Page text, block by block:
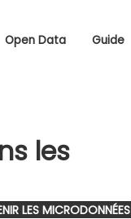
Open Data Guide
les
LES MICRODONNÉES